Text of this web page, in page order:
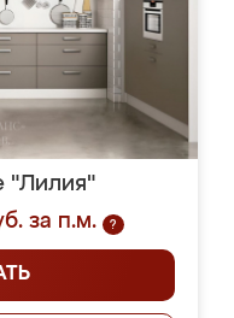
"Лилия"
за п.м.
?